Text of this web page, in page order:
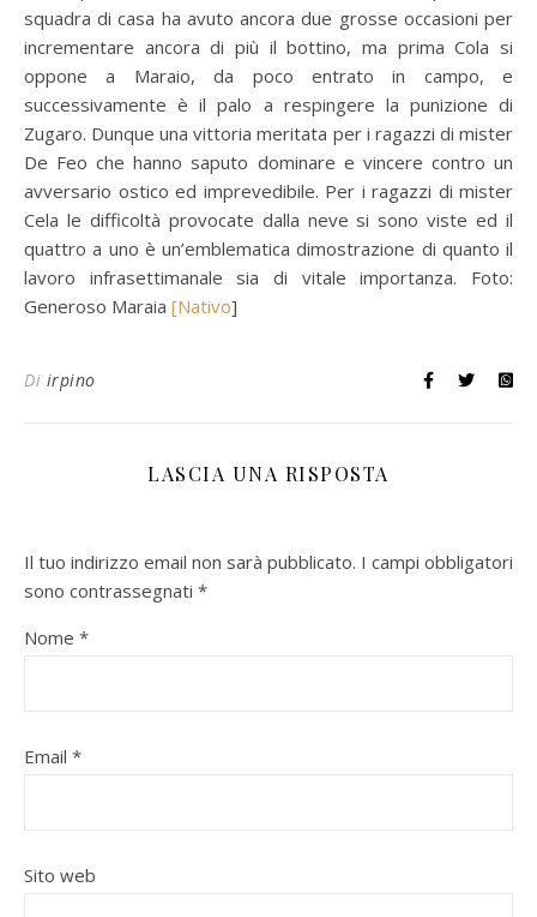
squadra di casa ha avuto ancora due grosse occasioni per
incrementare ancora di più il bottino, ma prima Cola si
oppone a Maraio, da poco entrato in campo, e
successivamente è il palo a respingere la punizione di
Zugaro. Dunque una vittoria meritata per i ragazzi di mister
De Feo che hanno saputo dominare e vincere contro un
avversario ostico ed imprevedibile. Per i ragazzi di mister
Cela le difficoltà provocate dalla neve si sono viste ed il
quattro a uno è un’emblematica dimostrazione di quanto il
lavoro infrasettimanale sia di vitale importanza. Foto:
Generoso Maraia [Nativo]
Di irpino
LASCIA UNA RISPOSTA
Il tuo indirizzo email non sarà pubblicato. I campi obbligatori
sono contrassegnati *
Nome *
Email *
Sito web